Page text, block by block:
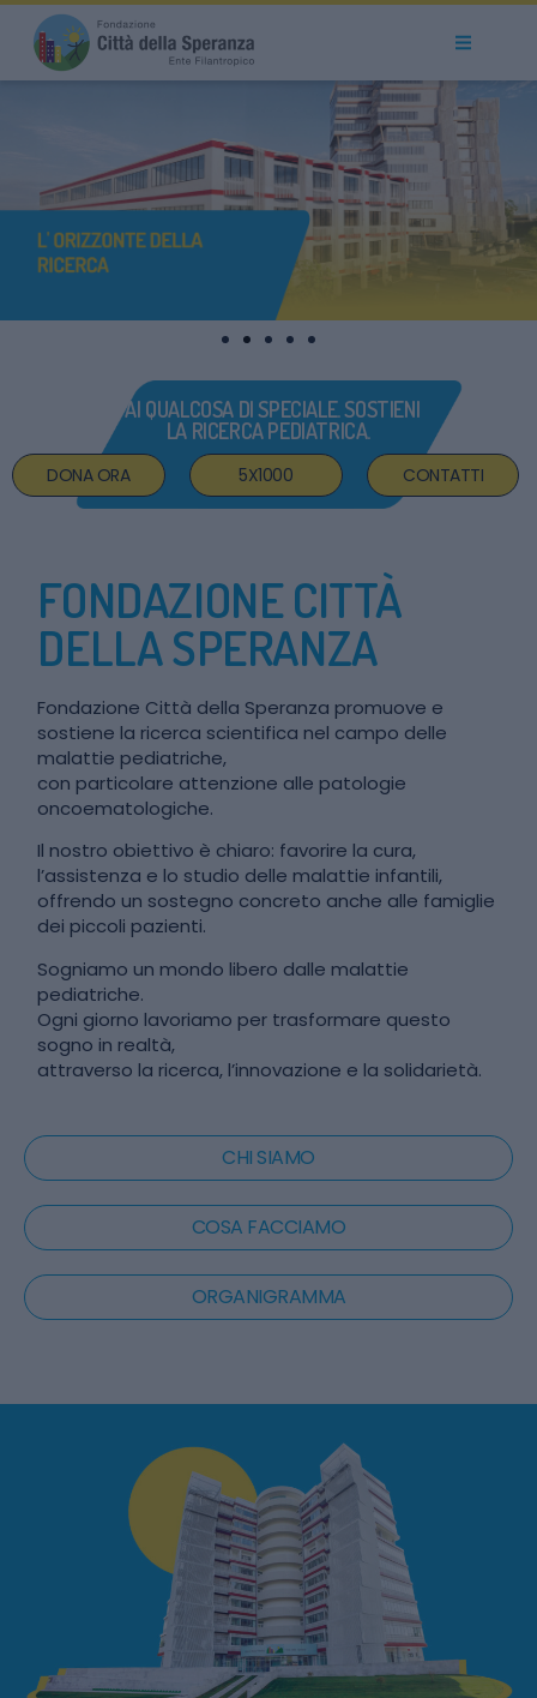
FAI QUALCOSA DI SPECIALE. SOSTIENI
LA RICERCA PEDIATRICA.
DONA ORA 5X1000 CONTATTI
FONDAZIONE CITTÀ
DELLA SPERANZA
Fondazione Città della Speranza promuove e
sostiene la ricerca scientifica nel campo delle
malattie pediatriche,
con particolare attenzione alle patologie
oncoematologiche.
Il nostro obiettivo è chiaro: favorire la cura,
l’assistenza e lo studio delle malattie infantili,
offrendo un sostegno concreto anche alle famiglie
dei piccoli pazienti.
Sogniamo un mondo libero dalle malattie
pediatriche.
Ogni giorno lavoriamo per trasformare questo
sogno in realtà,
attraverso la ricerca, l’innovazione e la solidarietà.
CHI SIAMO
COSA FACCIAMO
ORGANIGRAMMA